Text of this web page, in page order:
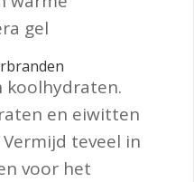
gel
koolhydraten.
en eiwitten
teveel in
voor het